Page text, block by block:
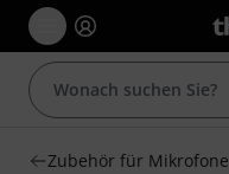
Zubehör für Mikrofone